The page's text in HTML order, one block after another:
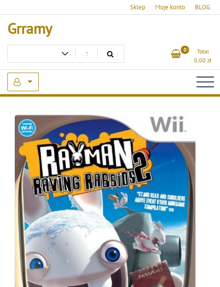
to
content
Sklep Moje konto BLOG
Grramy
0
Total
0,00 zł